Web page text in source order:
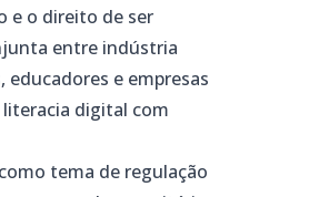
e o direito de ser
entre indústria
e empresas
digital com
tema de regulação